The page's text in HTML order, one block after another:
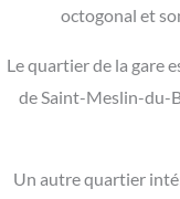
octogonal et
Le quartier de la gare
de Saint-Meslin-du-
Un autre quartier